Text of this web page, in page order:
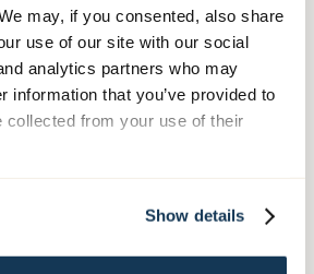
may, if you consented, also share
use of our site with our social
analytics partners who may
information that you’ve provided to
collected from your use of their
Show details
som gav en inblick i
att bli äldre. Norrtelje
hur mötet präglades av
och engagemang mellan de